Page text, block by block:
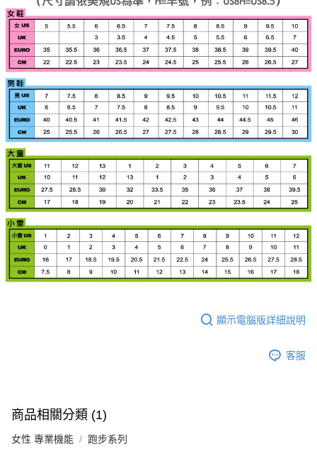
顯示電腦版詳細說明
客服
商品相關分類 (1)
女性 專業機能 跑步系列